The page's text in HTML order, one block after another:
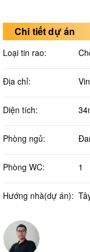
Chi tiết dự án
Loại tin rao:
Địa chỉ:
Diện tích:
Phòng ngủ:
Phòng WC: 1
Hướng nhà(dự án):